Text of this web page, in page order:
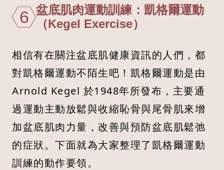
6 盆底肌肉運動訓練：凱格爾運動
（Kegel Exercise）
相信有在關注盆底肌健康資訊的人們，都
對凱格爾運動不陌生吧！凱格爾運動是由
Arnold Kegel 於1948年所發布，主要通
過運動主動放鬆與收縮恥骨與尾骨肌來增
加盆底肌肉力量，改善與預防盆底肌鬆弛
的症狀。下面就為大家整理了凱格爾運動
訓練的動作要領。